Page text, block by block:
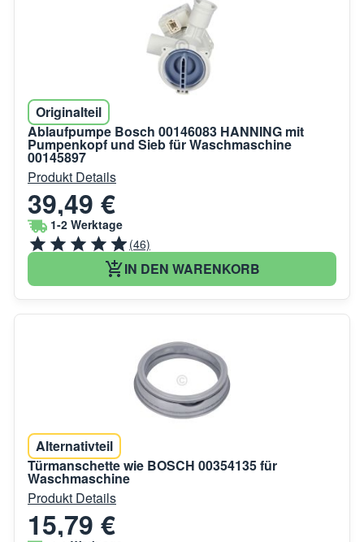
Originalteil
Ablaufpumpe Bosch 00146083 HANNING mit
Pumpenkopf und Sieb für Waschmaschine
00145897
Produkt Details
39,49 €
1-2 Werktage
(46)
IN DEN WARENKORB
Alternativteil
Türmanschette wie BOSCH 00354135 für
Waschmaschine
Produkt Details
15,79 €